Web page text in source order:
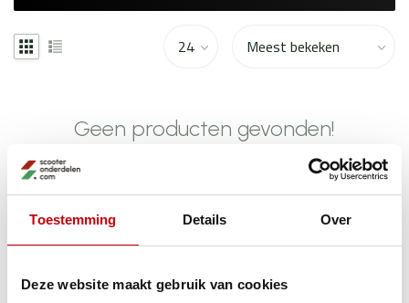
Toestemming Details Over
Deze website maakt gebruik van cookies
Geen producten gevonden!
Recent bekeken